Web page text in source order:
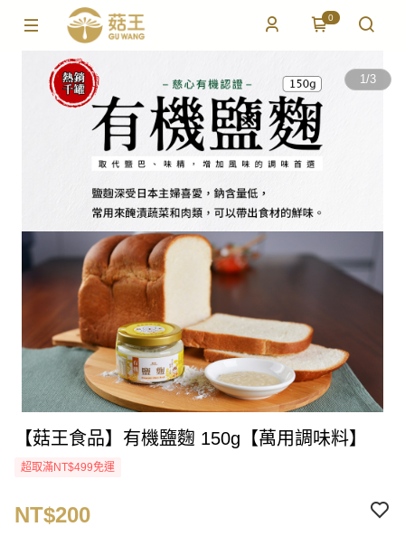
0
1/3
【菇王食品】有機鹽麴 150g【萬用調味料】
超取滿NT$499免運
NT$200